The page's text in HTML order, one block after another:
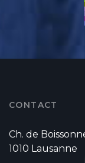
CONTACT
Ch. de
1010 Lausanne